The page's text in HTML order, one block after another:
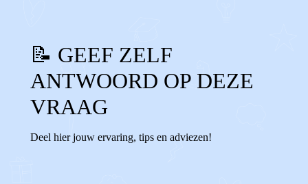
📝 GEEF ZELF
ANTWOORD OP DEZE
VRAAG
Deel hier jouw ervaring, tips en adviezen!